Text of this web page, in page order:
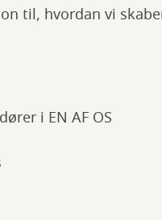
til, hvordan vi
i EN AF OS